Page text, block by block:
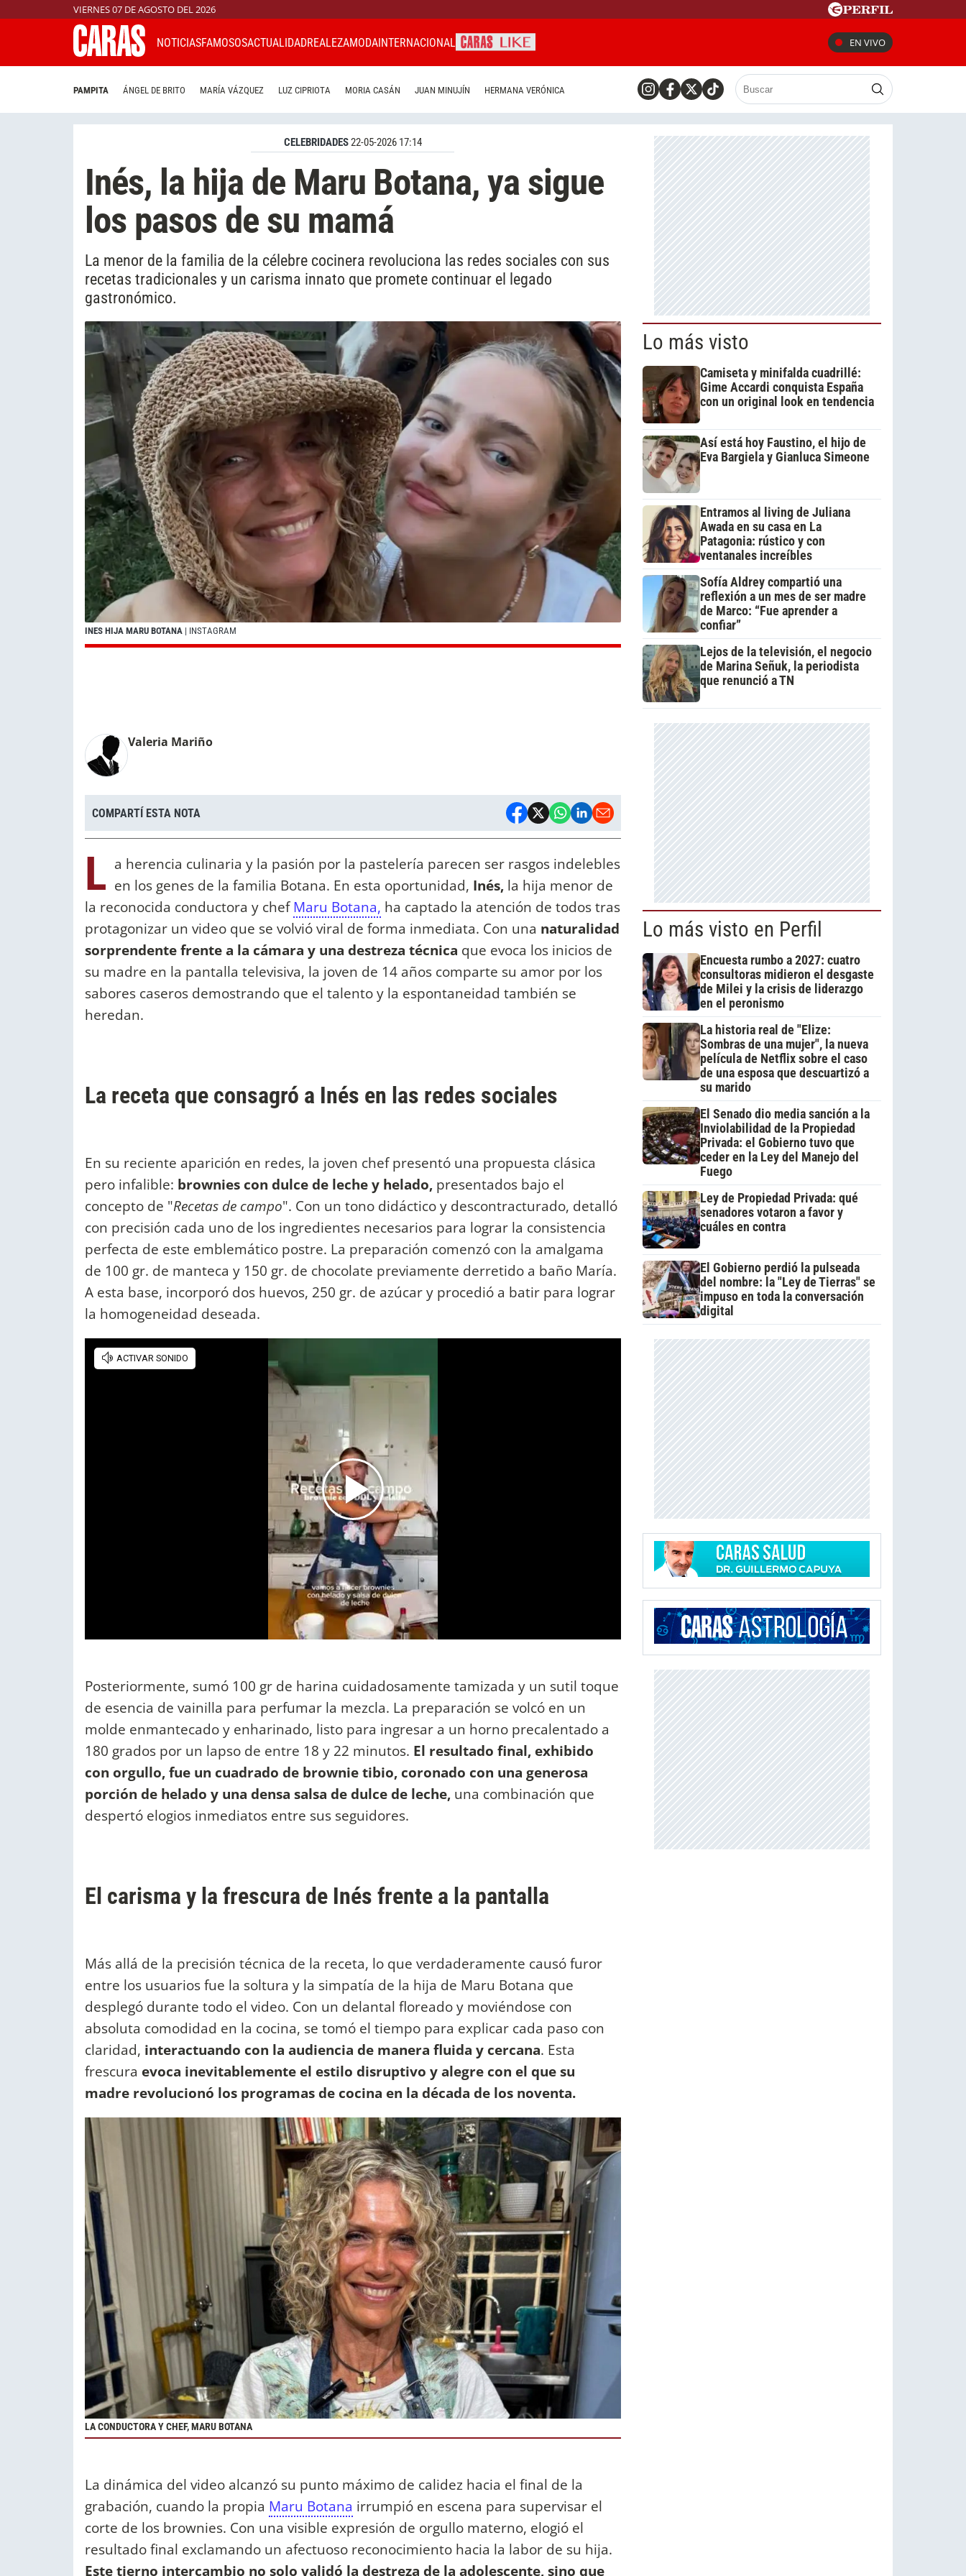
VIERNES 07 DE AGOSTO DEL 2026
NOTICIASFAMOSOSACTUALIDADREALEZAMODAINTERNACIONAL EN VIVO
PAMPITA ÁNGEL DE BRITO MARÍA VÁZQUEZ LUZ CIPRIOTA MORIA CASÁN JUAN MINUJÍN HERMANA VERÓNICA
CELEBRIDADES22-05-2026 17:14
Inés, la hija de Maru Botana, ya sigue
los pasos de su mamá
La menor de la familia de la célebre cocinera revoluciona las redes sociales con sus
recetas tradicionales y un carisma innato que promete continuar el legado
gastronómico.
INES HIJA MARU BOTANA | INSTAGRAM
Valeria Mariño
COMPARTÍ ESTA NOTA
L a herencia culinaria y la pasión por la pastelería parecen ser rasgos indelebles
en los genes de la familia Botana. En esta oportunidad, Inés, la hija menor de
la reconocida conductora y chefMaru Botana, ha captado la atención de todos tras
protagonizar un video que se volvió viral de forma inmediata. Con una naturalidad
sorprendente frente a la cámara y una destreza técnica que evoca los inicios de
su madre en la pantalla televisiva, la joven de 14 años comparte su amor por los
sabores caseros demostrando que el talento y la espontaneidad también se
heredan.
La receta que consagró a Inés en las redes sociales
En su reciente aparición en redes, la joven chef presentó una propuesta clásica
pero infalible: brownies con dulce de leche y helado, presentados bajo el
concepto de "Recetas de campo". Con un tono didáctico y descontracturado, detalló
con precisión cada uno de los ingredientes necesarios para lograr la consistencia
perfecta de este emblemático postre. La preparación comenzó con la amalgama
de 100 gr. de manteca y 150 gr. de chocolate previamente derretido a baño María.
A esta base, incorporó dos huevos, 250 gr. de azúcar y procedió a batir para lograr
la homogeneidad deseada.
Posteriormente, sumó 100 gr de harina cuidadosamente tamizada y un sutil toque
de esencia de vainilla para perfumar la mezcla. La preparación se volcó en un
molde enmantecado y enharinado, listo para ingresar a un horno precalentado a
180 grados por un lapso de entre 18 y 22 minutos. El resultado final, exhibido
con orgullo, fue un cuadrado de brownie tibio, coronado con una generosa
porción de helado y una densa salsa de dulce de leche, una combinación que
despertó elogios inmediatos entre sus seguidores.
El carisma y la frescura de Inés frente a la pantalla
Más allá de la precisión técnica de la receta, lo que verdaderamente causó furor
entre los usuarios fue la soltura y la simpatía de la hija de Maru Botana que
desplegó durante todo el video. Con un delantal floreado y moviéndose con
absoluta comodidad en la cocina, se tomó el tiempo para explicar cada paso con
claridad, interactuando con la audiencia de manera fluida y cercana. Esta
frescura evoca inevitablemente el estilo disruptivo y alegre con el que su
madre revolucionó los programas de cocina en la década de los noventa.
LA CONDUCTORA Y CHEF, MARU BOTANA
La dinámica del video alcanzó su punto máximo de calidez hacia el final de la
grabación, cuando la propia Maru Botana irrumpió en escena para supervisar el
corte de los brownies. Con una visible expresión de orgullo materno, elogió el
resultado final exclamando un afectuoso reconocimiento hacia la labor de su hija.
Este tierno intercambio no solo validó la destreza de la adolescente, sino que
Lo más visto
Camiseta y minifalda cuadrillé:
Gime Accardi conquista España
con un original look en tendencia
Así está hoy Faustino, el hijo de
Eva Bargiela y Gianluca Simeone
Entramos al living de Juliana
Awada en su casa en La
Patagonia: rústico y con
ventanales increíbles
Sofía Aldrey compartió una
reflexión a un mes de ser madre
de Marco: “Fue aprender a
confiar”
Lejos de la televisión, el negocio
de Marina Señuk, la periodista
que renunció a TN
Lo más visto en Perfil
Encuesta rumbo a 2027: cuatro
consultoras midieron el desgaste
de Milei y la crisis de liderazgo
en el peronismo
La historia real de "Elize:
Sombras de una mujer", la nueva
película de Netflix sobre el caso
de una esposa que descuartizó a
su marido
El Senado dio media sanción a la
Inviolabilidad de la Propiedad
Privada: el Gobierno tuvo que
ceder en la Ley del Manejo del
Fuego
Ley de Propiedad Privada: qué
senadores votaron a favor y
cuáles en contra
El Gobierno perdió la pulseada
del nombre: la "Ley de Tierras" se
impuso en toda la conversación
digital